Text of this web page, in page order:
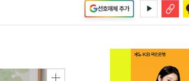
선호매체 추가